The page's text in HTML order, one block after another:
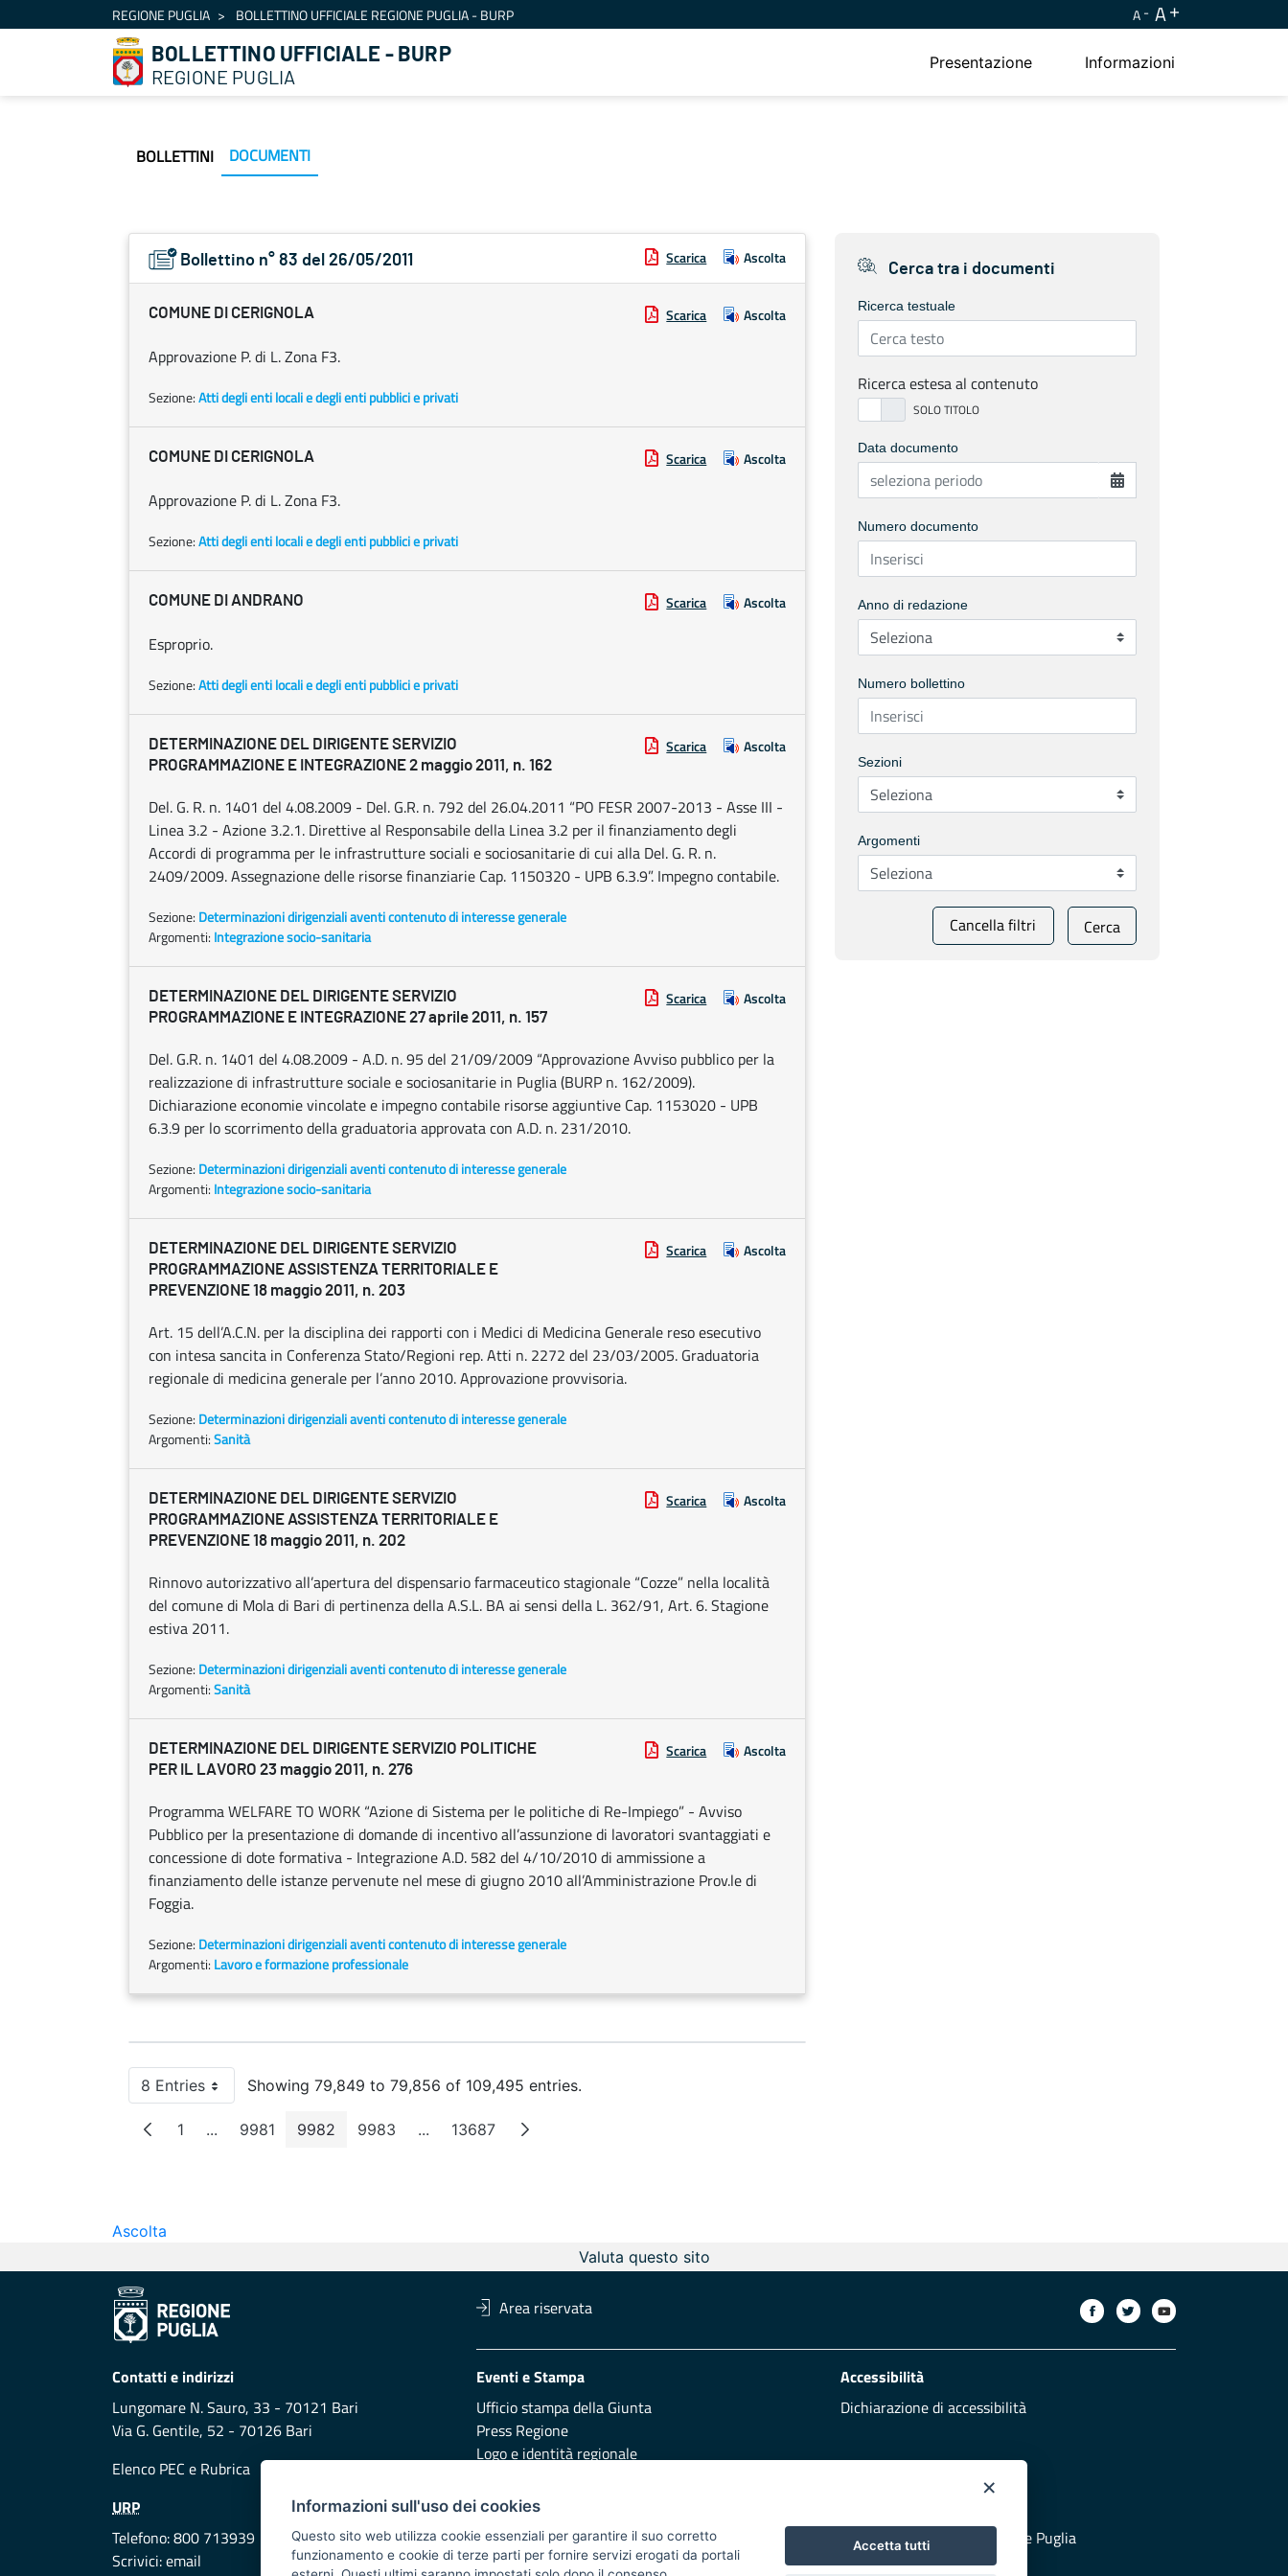
Skip to ContentREGIONE PUGLIA BOLLETTINO UFFICIALE REGIONE PUGLIA - BURP A A
BOLLETTINO UFFICIALE - BURP
REGIONE PUGLIA
Presentazione Informazioni
BOLLETTINI DOCUMENTI
Bollettino n° 83 del 26/05/2011 Scarica Ascolta
COMUNE DI CERIGNOLA Scarica Ascolta
Approvazione P. di L. Zona F3.
Sezione:Atti degli enti locali e degli enti pubblici e privati
COMUNE DI CERIGNOLA Scarica Ascolta
Approvazione P. di L. Zona F3.
Sezione:Atti degli enti locali e degli enti pubblici e privati
COMUNE DI ANDRANO Scarica Ascolta
Esproprio.
Sezione:Atti degli enti locali e degli enti pubblici e privati
DETERMINAZIONE DEL DIRIGENTE SERVIZIO
PROGRAMMAZIONE E INTEGRAZIONE 2 maggio 2011, n. 162
Scarica Ascolta
Del. G. R. n. 1401 del 4.08.2009 - Del. G.R. n. 792 del 26.04.2011 “PO FESR 2007-2013 - Asse III -
Linea 3.2 - Azione 3.2.1. Direttive al Responsabile della Linea 3.2 per il finanziamento degli
Accordi di programma per le infrastrutture sociali e sociosanitarie di cui alla Del. G. R. n.
2409/2009. Assegnazione delle risorse finanziarie Cap. 1150320 - UPB 6.3.9”. Impegno contabile.
Sezione: Determinazioni dirigenziali aventi contenuto di interesse generale
Argomenti: Integrazione socio-sanitaria
DETERMINAZIONE DEL DIRIGENTE SERVIZIO
PROGRAMMAZIONE E INTEGRAZIONE 27 aprile 2011, n. 157
Scarica Ascolta
Del. G.R. n. 1401 del 4.08.2009 - A.D. n. 95 del 21/09/2009 “Approvazione Avviso pubblico per la
realizzazione di infrastrutture sociale e sociosanitarie in Puglia (BURP n. 162/2009).
Dichiarazione economie vincolate e impegno contabile risorse aggiuntive Cap. 1153020 - UPB
6.3.9 per lo scorrimento della graduatoria approvata con A.D. n. 231/2010.
Sezione: Determinazioni dirigenziali aventi contenuto di interesse generale
Argomenti: Integrazione socio-sanitaria
DETERMINAZIONE DEL DIRIGENTE SERVIZIO
PROGRAMMAZIONE ASSISTENZA TERRITORIALE E
PREVENZIONE 18 maggio 2011, n. 203
Scarica Ascolta
Art. 15 dell’A.C.N. per la disciplina dei rapporti con i Medici di Medicina Generale reso esecutivo
con intesa sancita in Conferenza Stato/Regioni rep. Atti n. 2272 del 23/03/2005. Graduatoria
regionale di medicina generale per l’anno 2010. Approvazione provvisoria.
Sezione: Determinazioni dirigenziali aventi contenuto di interesse generale
Argomenti:Sanità
DETERMINAZIONE DEL DIRIGENTE SERVIZIO
PROGRAMMAZIONE ASSISTENZA TERRITORIALE E
PREVENZIONE 18 maggio 2011, n. 202
Scarica Ascolta
Rinnovo autorizzativo all’apertura del dispensario farmaceutico stagionale “Cozze” nella località
del comune di Mola di Bari di pertinenza della A.S.L. BA ai sensi della L. 362/91, Art. 6. Stagione
estiva 2011.
Sezione: Determinazioni dirigenziali aventi contenuto di interesse generale
Argomenti:Sanità
DETERMINAZIONE DEL DIRIGENTE SERVIZIO POLITICHE
PER IL LAVORO 23 maggio 2011, n. 276
Scarica Ascolta
Programma WELFARE TO WORK “Azione di Sistema per le politiche di Re-Impiego” - Avviso
Pubblico per la presentazione di domande di incentivo all’assunzione di lavoratori svantaggiati e
concessione di dote formativa - Integrazione A.D. 582 del 4/10/2010 di ammissione a
finanziamento delle istanze pervenute nel mese di giugno 2010 all’Amministrazione Prov.le di
Foggia.
Sezione: Determinazioni dirigenziali aventi contenuto di interesse generale
Argomenti: Lavoro e formazione professionale
8 EntriesPer PageShowing 79,849 to 79,856 of 109,495 entries.
Page
1 ...Intermediate Pages
Page
9981 Page
9982 Page
9983 ...Intermediate Pages
Page
13687
Cerca tra i documenti
Ricerca testuale
Ricerca estesa al contenuto
Data documento
Numero documento
Anno di redazione
Numero bollettino
Sezioni
Argomenti
Cancella filtri Cerca
Ascolta
Valuta questo sito
Area riservata
Contatti e indirizzi
Lungomare N. Sauro, 33 - 70121 Bari
Via G. Gentile, 52 - 70126 Bari
Elenco PEC e Rubrica
Eventi e Stampa
Ufficio stampa della Giunta
Press Regione
Logo e identità regionale
Accessibilità
Dichiarazione di accessibilità
URP
Telefono: 800 713939
Scrivici:email
Redazione
Presentazione
Responsabili di pubblicazione
Vai al sito di Protezione Civile Puglia
×
Informazioni sull'uso dei cookies
Questo sito web utilizza cookie essenziali per garantire il suo corretto
funzionamento e cookie di terze parti per fornire servizi erogati da portali
Accetta tutti